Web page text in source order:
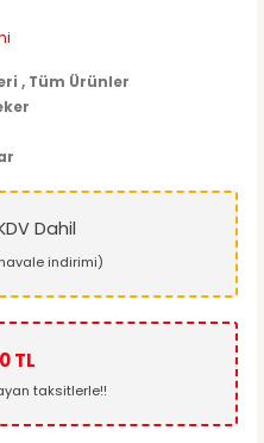
, Tüm Ürünler
Dahil
indirimi)
TL
taksitlerle!!